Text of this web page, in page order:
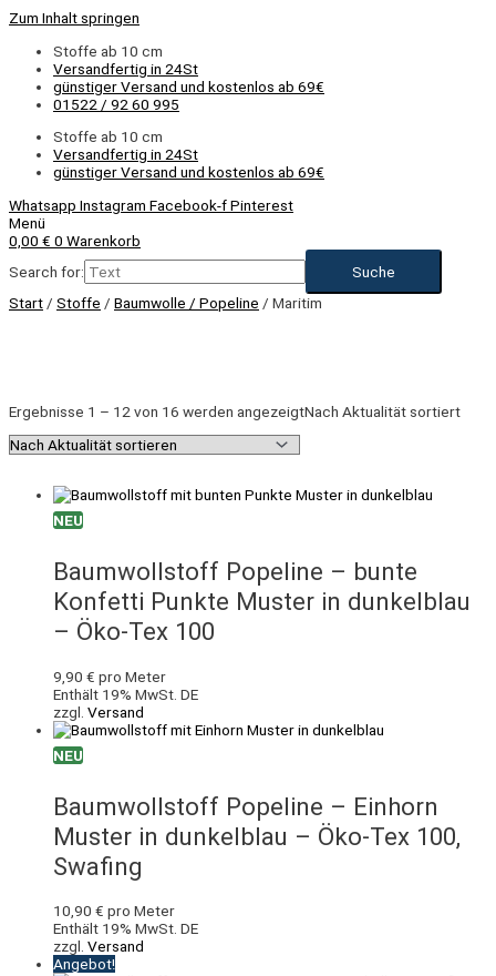
Zum Inhalt springen
Stoffe ab 10 cm
Versandfertig in 24St
günstiger Versand und kostenlos ab 69€
01522 / 92 60 995
Stoffe ab 10 cm
Versandfertig in 24St
günstiger Versand und kostenlos ab 69€
Whatsapp Instagram Facebook-fPinterest
Menü
0,00 € 0 Warenkorb
Search for:
Start / Stoffe / Baumwolle / Popeline / Maritim
Ergebnisse 1 – 12 von 16 werden angezeigtNach Aktualität sortiert
NEU
Baumwollstoff Popeline – bunte
Konfetti Punkte Muster in dunkelblau
– Öko-Tex 100
9,90 € pro Meter
Enthält 19% MwSt. DE
zzgl. Versand
NEU
Baumwollstoff Popeline – Einhorn
Muster in dunkelblau – Öko-Tex 100,
Swafing
10,90 € pro Meter
Enthält 19% MwSt. DE
zzgl. Versand
Angebot!